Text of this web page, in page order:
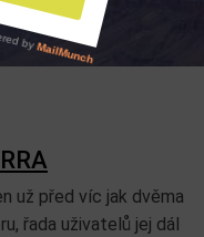
už před víc jak dvěma
řada uživatelů jej dál